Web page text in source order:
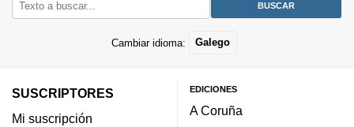
Cambiar idioma: Galego
SUSCRIPTORES
Mi suscripción
EDICIONES
A Coruña